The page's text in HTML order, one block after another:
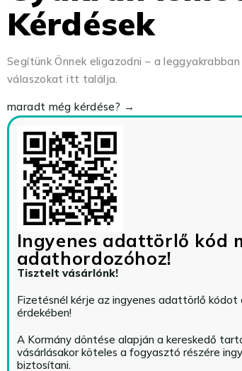
Kérdések
Segítünk Önnek eligazodni – a
válaszokat itt találja.
maradt még kérdése? →
Ingyenes adattörlő kód
adathordozóhoz!
Tisztelt vásárlónk!
Fizetésnél kérje az ingyenes adattörlő
érdekében!
A Kormány döntése alapján a kereskedő
vásárlásakor köteles a fogyasztó részére
biztosítani.